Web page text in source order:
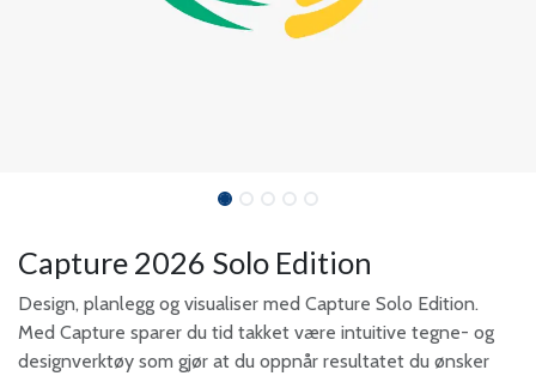
Capture 2026 Solo Edition
Design, planlegg og visualiser med Capture Solo Edition.
Med Capture sparer du tid takket være intuitive tegne- og
designverktøy som gjør at du oppnår resultatet du ønsker